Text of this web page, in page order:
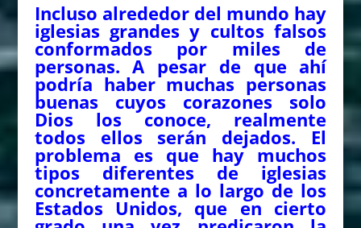
Incluso alrededor del mundo hay
iglesias grandes y cultos falsos
conformados por miles de
personas. A pesar de que ahí
podría haber muchas personas
buenas cuyos corazones solo
Dios los conoce, realmente
todos ellos serán dejados. El
problema es que hay muchos
tipos diferentes de iglesias
concretamente a lo largo de los
Estados Unidos, que en cierto